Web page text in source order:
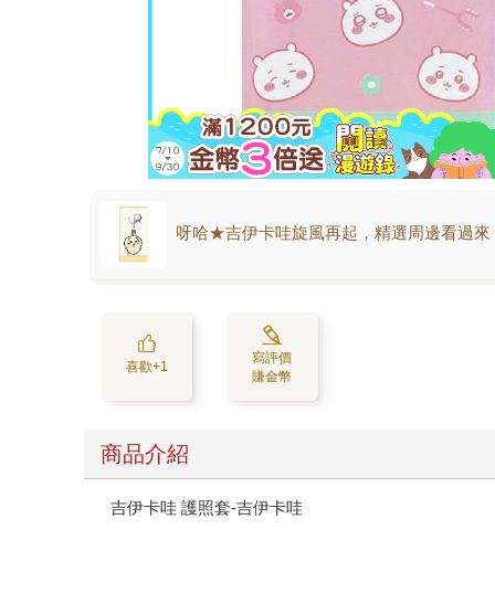
呀哈★吉伊卡哇旋風再起，精選周邊看過來
喜歡+1
寫評價
賺金幣
商品介紹
吉伊卡哇 護照套-吉伊卡哇